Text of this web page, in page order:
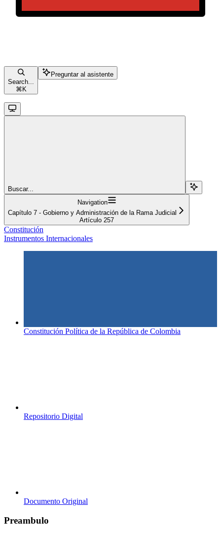
Search...
⌘ K
Preguntar al asistente
Buscar...
Navigation
Capítulo 7 - Gobierno y Administración de la Rama Judicial
Artículo 257
Constitución
Instrumentos Internacionales
Constitución Política de la República de Colombia
Repositorio Digital
Documento Original
Preambulo